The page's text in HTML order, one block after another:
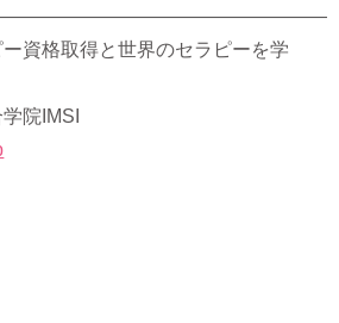
資格取得と世界のセラピーを学
院IMSI